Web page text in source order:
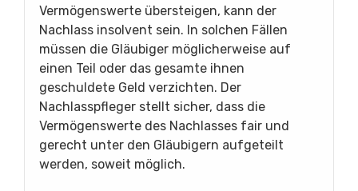
Vermögenswerte übersteigen, kann der
Nachlass insolvent sein. In solchen Fällen
müssen die Gläubiger möglicherweise auf
einen Teil oder das gesamte ihnen
geschuldete Geld verzichten. Der
Nachlasspfleger stellt sicher, dass die
Vermögenswerte des Nachlasses fair und
gerecht unter den Gläubigern aufgeteilt
werden, soweit möglich.